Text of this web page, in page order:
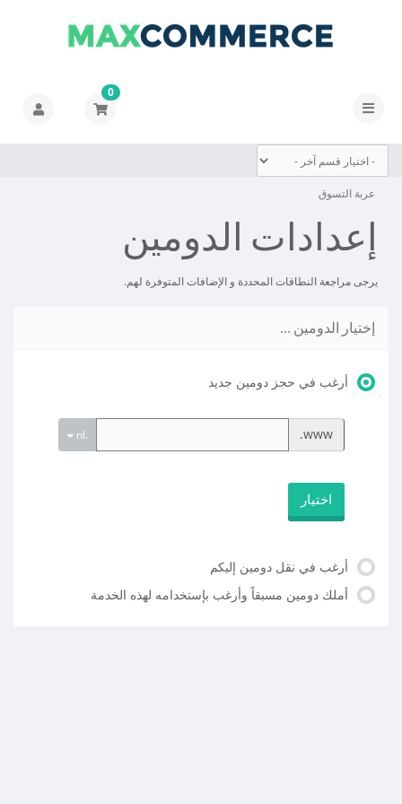
تبديل
0
عربة التسوق
إعدادات الدومين
يرجى مراجعة النطاقات المحددة و الإضافات المتوفرة لهم.
إختيار الدومين ...
أرغب في حجز دومين جديد
www.
.nl
اختيار
أرغب في نقل دومين إليكم
أملك دومين مسبقاً وأرغب بإستخدامه لهذه الخدمة